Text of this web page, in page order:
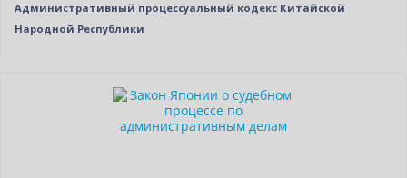
Административный процессуальный кодекс Китайской
Народной Республики